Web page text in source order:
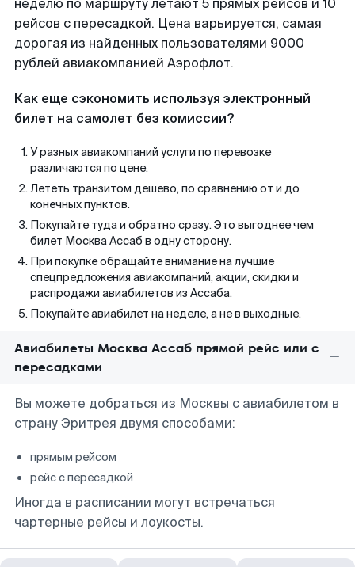
неделю по маршруту летают 5 прямых рейсов и 10
рейсов с пересадкой. Цена варьируется, самая
дорогая из найденных пользователями 9000
рублей авиакомпанией Аэрофлот.
Как еще сэкономить используя электронный
билет на самолет без комиссии?
У разных авиакомпаний услуги по перевозке
различаются по цене.
Лететь транзитом дешево, по сравнению от и до
конечных пунктов.
Покупайте туда и обратно сразу. Это выгоднее чем
билет Москва Ассаб в одну сторону.
При покупке обращайте внимание на лучшие
спецпредложения авиакомпаний, акции, скидки и
распродажи авиабилетов из Ассаба.
Покупайте авиабилет на неделе, а не в выходные.
Авиабилеты Москва Ассаб прямой рейс или с
пересадками
Вы можете добраться из Москвы с авиабилетом в
страну Эритрея двумя способами:
прямым рейсом
рейс с пересадкой
Иногда в расписании могут встречаться
чартерные рейсы и лоукосты.